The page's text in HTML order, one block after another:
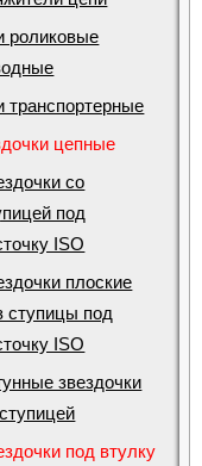
роликовые
транспортерные
цепные
со
под
ISO
плоские
ступицы под
ISO
звездочки
под втулку